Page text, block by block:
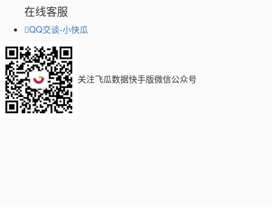
在线客服
QQ交谈-小快瓜
关注飞瓜数据快手版微信公众号